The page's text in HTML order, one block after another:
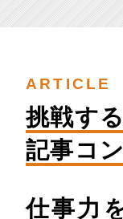
ARTICLE
挑戦す
記事コ
仕事力